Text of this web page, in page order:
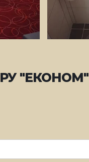
"ЕКОНОМ"